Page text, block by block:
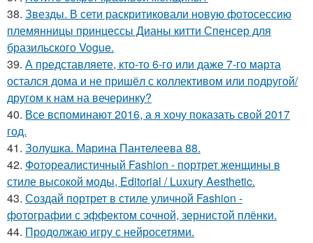
38. Звезды. В сети раскритиковали новую фотосессию
племянницы принцессы Дианы китти Спенсер для
бразильского Vogue.
39. А представляете, кто-то 6-го или даже 7-го марта
остался дома и не пришёл с коллективом или подругой/
другом к нам на вечеринку?
40. Все вспоминают 2016, а я хочу показать свой 2017
год.
41. Золушка. Марина Пантелеева 88.
42. Фотореалистичный Fashion - портрет женщины в
стиле высокой моды, Editorial / Luxury Aesthetic.
43. Создай портрет в стиле уличной Fashion -
фотографии с эффектом сочной, зернистой плёнки.
44. Продолжаю игру с нейросетями.